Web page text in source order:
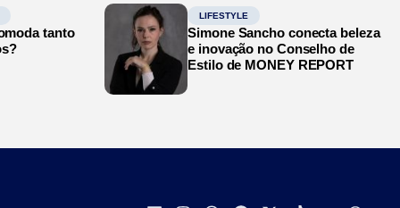
tanto
LIFESTYLE
Simone Sancho conecta beleza
e inovação no Conselho de
Estilo de MONEY REPORT